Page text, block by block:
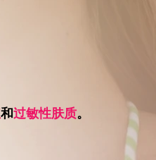
和过敏性肤质。